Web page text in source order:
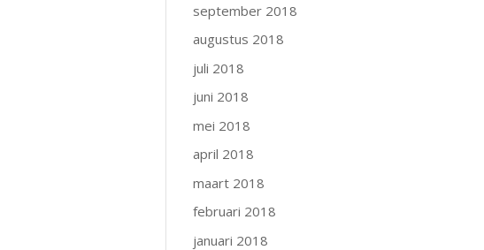
september 2018
augustus 2018
juli 2018
juni 2018
mei 2018
april 2018
maart 2018
februari 2018
januari 2018